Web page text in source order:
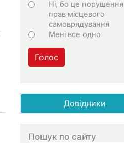
Ні, бо це порушення
прав місцевого
самоврядування
Мені все одно
Голос
Довідники
Пошук по сайту